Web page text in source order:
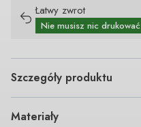
Łatwy zwrot
Nie musisz nic drukować
Szczegóły produktu
Materiały